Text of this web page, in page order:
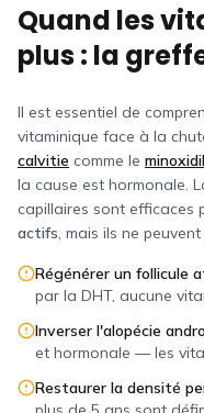
Quand les
plus : la
Il est essentiel de
vitaminique face à la
calvitie comme le minoxidil
la cause est hormonale.
capillaires sont efficaces
actifs, mais ils ne peuvent
Régénérer un follicule
par la DHT, aucune
Inverser l'alopécie
et hormonale — les
Restaurer la densité